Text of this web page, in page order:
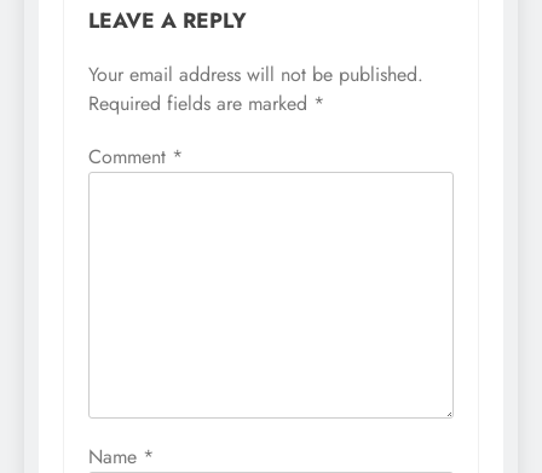
LEAVE A REPLY
Your email address will not be published.
Required fields are marked *
Comment *
Name *